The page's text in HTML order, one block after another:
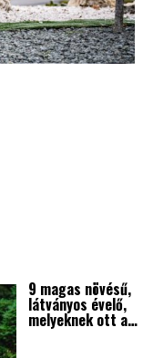
9 magas növésű,
látványos évelő,
melyeknek ott a…